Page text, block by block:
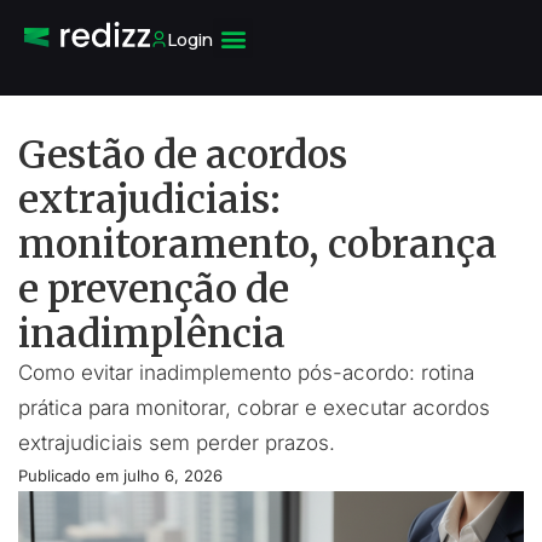
Login
Gestão de acordos
extrajudiciais:
monitoramento, cobrança
e prevenção de
inadimplência
Como evitar inadimplemento pós-acordo: rotina
prática para monitorar, cobrar e executar acordos
extrajudiciais sem perder prazos.
Publicado em julho 6, 2026